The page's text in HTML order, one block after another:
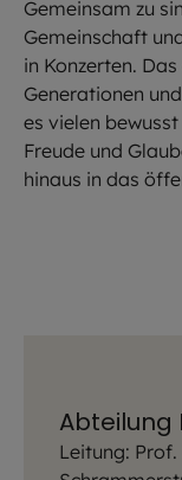
Gemeinsam zu
Gemeinschaft
in Konzerten.
Generationen
es vielen
Freude und
hinaus in das
Abteilung
Leitung: